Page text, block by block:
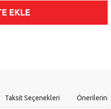
EKLE
Taksit Seçenekleri